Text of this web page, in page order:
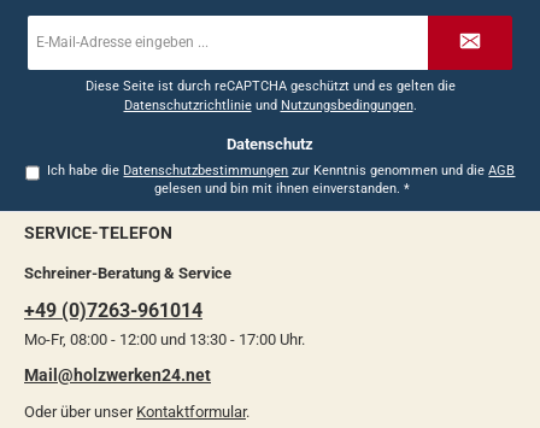
Mail-
Diese Seite ist durch reCAPTCHA geschützt und es gelten die
Datenschutzrichtlinieund Nutzungsbedingungen.
Datenschutz
Ich habe die Datenschutzbestimmungen zur Kenntnis genommen und dieAGB
gelesen und bin mit ihnen einverstanden. *
SERVICE-TELEFON
Schreiner-Beratung & Service
+49 (0)7263-961014
Mo-Fr, 08:00 - 12:00 und 13:30 - 17:00 Uhr.
Mail@holzwerken24.net
Oder über unser Kontaktformular.